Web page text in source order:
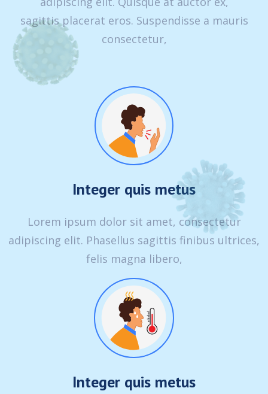
sagittis placerat eros. Suspendisse a mauris
consectetur,
Integer quis metus
Lorem ipsum dolor sit amet, consectetur
adipiscing elit. Phasellus sagittis finibus ultrices,
felis magna libero,
Integer quis metus